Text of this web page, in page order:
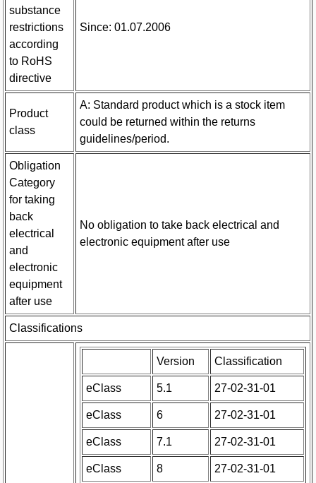
substance
restrictions
according
to RoHS
directive
Since: 01.07.2006
Product
class
A: Standard product which is a stock item
could be returned within the returns
guidelines/period.
Obligation
Category
for taking
back
electrical
and
electronic
equipment
after use
No obligation to take back electrical and
electronic equipment after use
Classifications
Version Classification
eClass 5.1 27-02-31-01
eClass 6 27-02-31-01
eClass 7.1 27-02-31-01
eClass 8 27-02-31-01